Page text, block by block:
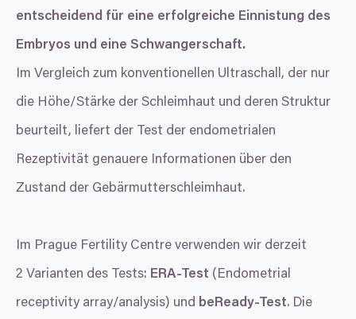
entscheidend für eine erfolgreiche Einnistung des
Embryos und eine Schwangerschaft.
Im Vergleich zum konventionellen Ultraschall, der nur
die Höhe/​Stärke der Schleimhaut und deren Struktur
beurteilt, liefert der Test der endometrialen
Rezeptivität genauere Informationen über den
Zustand der Gebärmutterschleimhaut.
Im Prague Fertility Centre verwenden wir derzeit
2 Varianten des Tests: ERA-Test (Endometrial
receptivity array/​analysis) und beReady-Test. Die